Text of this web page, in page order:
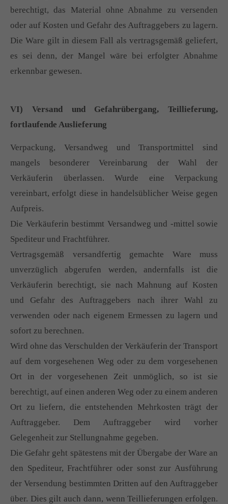
berechtigt, das Material ohne Abnahme zu versenden
oder auf Kosten und Gefahr des Auftraggebers zu lagern.
Die Ware gilt in diesem Fall als vertragsgemäß geliefert,
es sei denn, der Mangel wäre bei erfolgter Abnahme
erkennbar gewesen.
VI) Versand und Gefahrübergang, Teillieferung,
fortlaufende Auslieferung
Verpackung, Versandweg und Transportmittel sind
mangels besonderer Vereinbarung der Wahl der
Verkäuferin überlassen. Wurde eine Verpackung
vereinbart, erfolgt diese in handelsüblicher Weise gegen
Aufpreis.
Die Verkäuferin bestimmt Versandweg und -mittel sowie
Spediteur und Frachtführer.
Vertragsgemäß versandfertig gemachte Ware muss
unverzüglich abgerufen werden, andernfalls ist die
Verkäuferin berechtigt, sie nach Mahnung auf Kosten
und Gefahr des Auftraggebers nach ihrer Wahl zu
verwenden oder nach eigenem Ermessen zu lagern und
sofort zu berechnen.
Wird ohne das Verschulden der Verkäuferin der Transport
auf dem vorgesehenen Weg oder zu dem vorgesehenen
Ort in der vorgesehenen Zeit unmöglich, so ist sie
berechtigt, auf einen anderen Weg oder zu einem anderen
Ort zu liefern, die entstehenden Mehrkosten trägt der
Auftraggeber. Dem Auftraggeber wird vorher
Gelegenheit zur Stellungnahme gegeben.
Die Gefahr geht spätestens mit der Übergabe der Ware an
den Spediteur, Frachtführer oder sonst zur Ausführung
der Versendung bestimmten Dritten auf den Auftraggeber
über. Dies gilt auch dann, wenn Teillieferungen erfolgen.